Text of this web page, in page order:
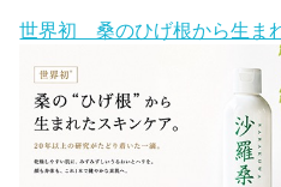
世界初 桑のひげ根から生ま